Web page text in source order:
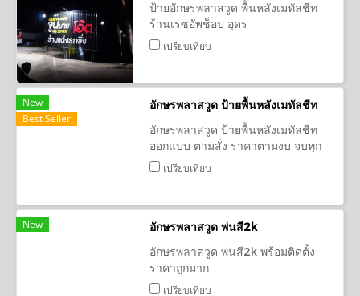
ป้ายอักษรพลาสวูด พื้นหลังเมทัลชีท
ร้านเรซอัพช็อป อุดร
เปรียบเทียบ
New
Best Seller
อักษรพลาสวูด ป้ายพื้นหลังเมทัลชีท
อักษรพลาสวูด ป้ายพื้นหลังเมทัลชีท
ออกแบบ ตามสั่ง ราคาตามงบ จบทุก
งานเปรียบเทียบ
New
อักษรพลาสวูด พ่นสี2k
อักษรพลาสวูด พ่นสี2k พร้อมติดตั้ง
ราคาถูกมาก
เปรียบเทียบ